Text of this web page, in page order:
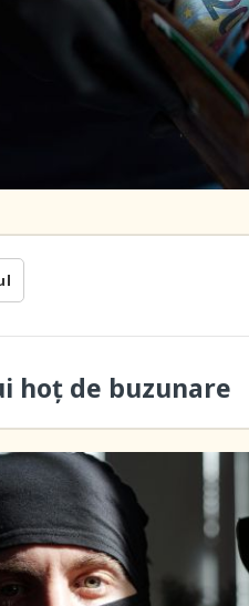
hoţ de buzunare